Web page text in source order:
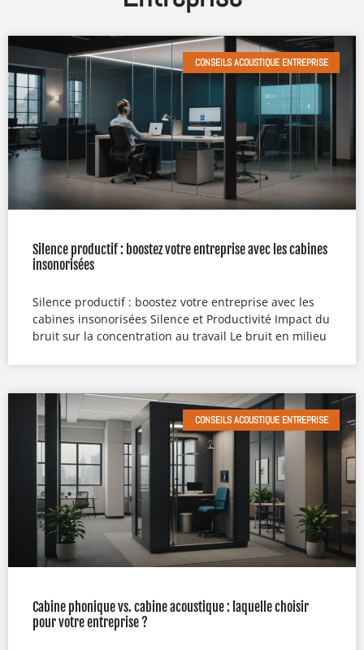
CONSEILS ACOUSTIQUE ENTREPRISE
Silence productif : boostez votre entreprise avec les cabines
insonorisées
Silence productif : boostez votre entreprise avec les
cabines insonorisées Silence et Productivité Impact du
bruit sur la concentration au travail Le bruit en milieu
CONSEILS ACOUSTIQUE ENTREPRISE
Cabine phonique vs. cabine acoustique : laquelle choisir
pour votre entreprise ?